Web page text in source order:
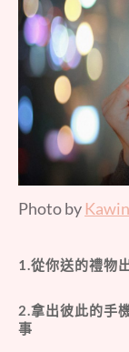
Photo by
1.從你送的禮物
2.拿出彼此的手
事